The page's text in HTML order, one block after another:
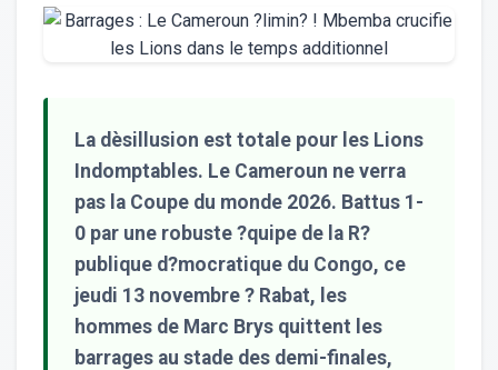
La dèsillusion est totale pour les Lions
Indomptables. Le Cameroun ne verra
pas la Coupe du monde 2026. Battus 1-
0 par une robuste ?quipe de la R?
publique d?mocratique du Congo, ce
jeudi 13 novembre ? Rabat, les
hommes de Marc Brys quittent les
barrages au stade des demi-finales,